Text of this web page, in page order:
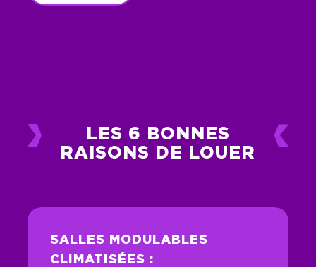
LES 6 BONNES
RAISONS DE LOUER
SALLES MODULABLES
CLIMATISÉES :